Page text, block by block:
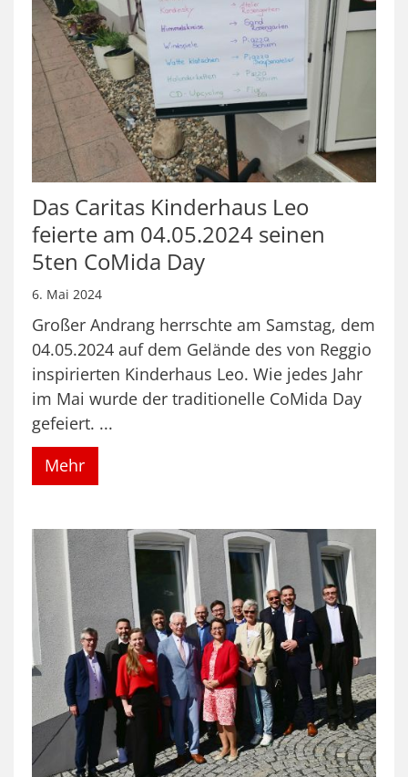
Das Caritas Kinderhaus Leo
feierte am 04.05.2024 seinen
5ten CoMida Day
6. Mai 2024
Großer Andrang herrschte am Samstag, dem
04.05.2024 auf dem Gelände des von Reggio
inspirierten Kinderhaus Leo. Wie jedes Jahr
im Mai wurde der traditionelle CoMida Day
gefeiert. ...
Mehr